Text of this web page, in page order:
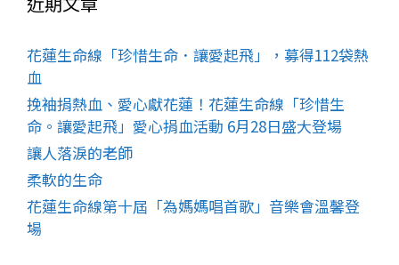
花蓮生命線「珍惜生命．讓愛起飛」，募得112袋熱
血
挽袖捐熱血、愛心獻花蓮！花蓮生命線「珍惜生
命。讓愛起飛」愛心捐血活動 6月28日盛大登場
讓人落淚的老師
柔軟的生命
花蓮生命線第十屆「為媽媽唱首歌」音樂會溫馨登
場